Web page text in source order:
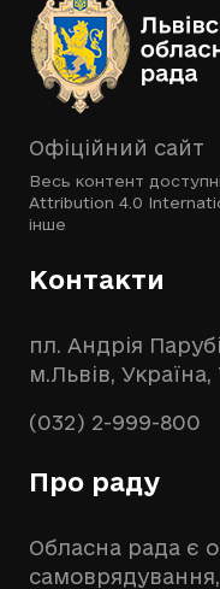
Офіційний сайт
Весь контент
Attribution 4.0
інше
Контакти
пл. Андрія
м.Львів, Україна,
(032) 2-999-800
Про раду
Обласна рада є